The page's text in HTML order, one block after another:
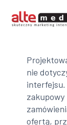
Media
nie
interfejsu.
zakupowy
ofertą,